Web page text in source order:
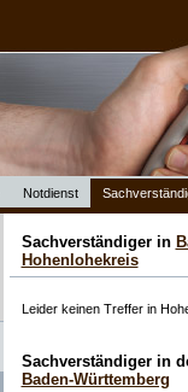
Notdienst
Sachverständiger in
Hohenlohekreis
Leider keinen Treffer in
Sachverständiger in
Baden-Württemberg